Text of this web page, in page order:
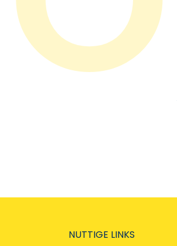
NUTTIGE LINKS